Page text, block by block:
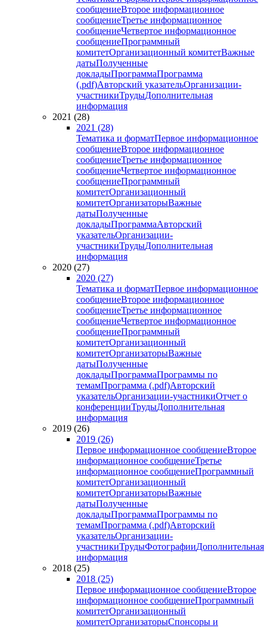
сообщениеВторое информационное
сообщениеТретье информационное
сообщениеЧетвертое информационное
сообщениеПрограммный
комитетОрганизационный комитетВажные
датыПолученные
докладыПрограммаПрограмма
(.pdf)Авторский указательОрганизации-
участникиТрудыДополнительная
информация
2021 (28)
2021 (28)
Тематика и форматПервое информационное
сообщениеВторое информационное
сообщениеТретье информационное
сообщениеЧетвертое информационное
сообщениеПрограммный
комитетОрганизационный
комитетОрганизаторыВажные
датыПолученные
докладыПрограммаАвторский
указательОрганизации-
участникиТрудыДополнительная
информация
2020 (27)
2020 (27)
Тематика и форматПервое информационное
сообщениеВторое информационное
сообщениеТретье информационное
сообщениеЧетвертое информационное
сообщениеПрограммный
комитетОрганизационный
комитетОрганизаторыВажные
датыПолученные
докладыПрограммаПрограммы по
темамПрограмма (.pdf)Авторский
указательОрганизации-участникиОтчет о
конференцииТрудыДополнительная
информация
2019 (26)
2019 (26)
Первое информационное сообщениеВторое
информационное сообщениеТретье
информационное сообщениеПрограммный
комитетОрганизационный
комитетОрганизаторыВажные
датыПолученные
докладыПрограммаПрограммы по
темамПрограмма (.pdf)Авторский
указательОрганизации-
участникиТрудыФотографииДополнительная
информация
2018 (25)
2018 (25)
Первое информационное сообщениеВторое
информационное сообщениеПрограммный
комитетОрганизационный
комитетОрганизаторыСпонсоры и